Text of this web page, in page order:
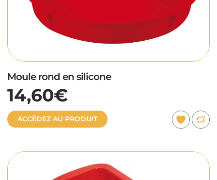
Moule rond en silicone
14,60€
ACCÉDEZ AU PRODUIT